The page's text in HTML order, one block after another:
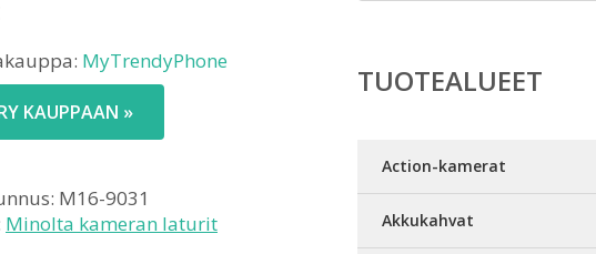
MyTrendyPhone
KAUPPAAN »
M16-9031
Minolta kameran laturit
TUOTEALUEET
Action-kamerat
Akkukahvat